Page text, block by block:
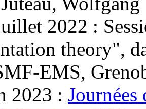
2022 :
theory",
EMS,
2023 : Journées